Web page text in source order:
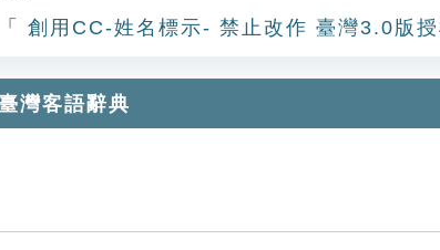
創用CC-姓名標示- 禁止改作 臺灣3.0版授
灣客語辭典